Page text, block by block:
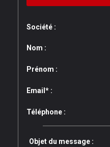
Société :
Nom :
Prénom :
Email* :
Téléphone :
Objet du message :